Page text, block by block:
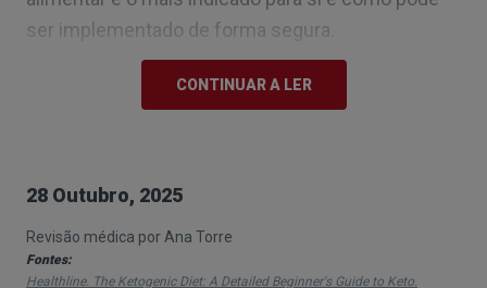
ser implementado de forma segura.
No que consiste a dieta cetogénica?
A dieta cetogénica é um plano alimentar muito
organismo a entrar num estado de cetose, uma
condição metabólica em que o corpo começa a
CONTINUAR A LER
28 Outubro, 2025
Revisão médica por Ana Torre
Fontes:
Healthline. The Ketogenic Diet: A Detailed Beginner's Guide to Keto.